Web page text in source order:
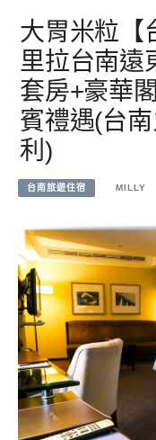
大胃米粒【
里拉台南遠
套房+豪華
賓禮遇(台
利)
台南旅遊住宿 MILLY